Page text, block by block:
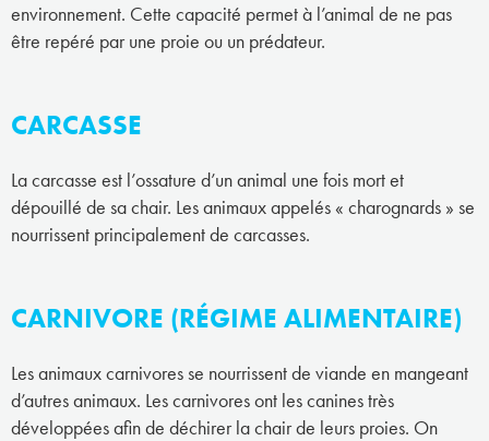
environnement. Cette capacité permet à l’animal de ne pas
être repéré par une proie ou un prédateur.
CARCASSE
La carcasse est l’ossature d’un animal une fois mort et
dépouillé de sa chair. Les animaux appelés « charognards » se
nourrissent principalement de carcasses.
CARNIVORE (RÉGIME ALIMENTAIRE)
Les animaux carnivores se nourrissent de viande en mangeant
d’autres animaux. Les carnivores ont les canines très
développées afin de déchirer la chair de leurs proies. On